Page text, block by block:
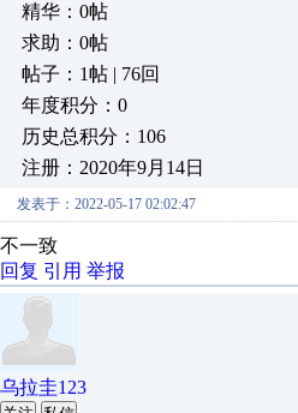
精华：0帖
求助：0帖
帖子：1帖 | 76回
年度积分：0
历史总积分：106
注册：2020年9月14日
发表于：2022-05-17 02:02:47
不一致
回复 引用 举报
乌拉圭123